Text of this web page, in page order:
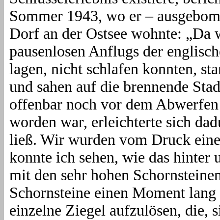
Sommer 1943, wo er –
Dorf an der Ostsee wohnte: „Da
pausenlosen Anflugs der
lagen, nicht schlafen konnten,
und sahen auf die brennende
offenbar noch vor dem
worden war, erleichterte sich
ließ. Wir wurden vom Druck
konnte ich sehen, wie das hinter
mit den sehr hohen
Schornsteine einen Moment
einzelne Ziegel aufzulösen, die,